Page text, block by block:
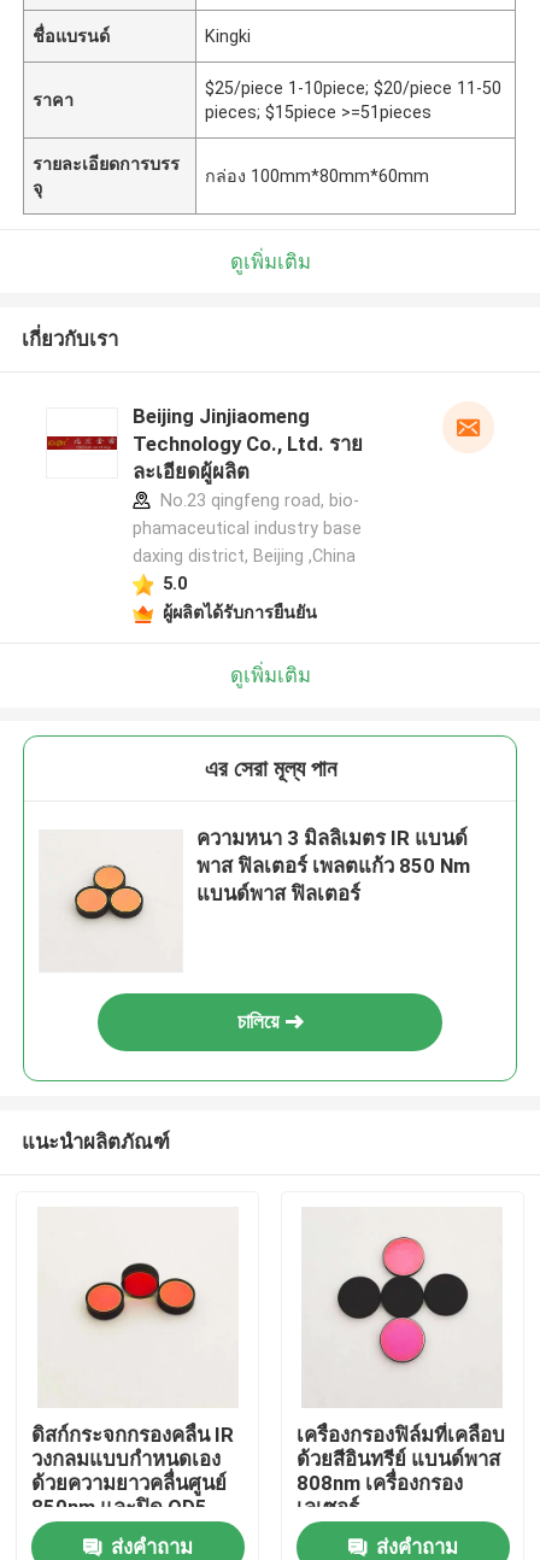
ชื่อแบรนด์ Kingki
ราคา
$25/piece 1-10piece; $20/piece 11-50
pieces; $15piece >=51pieces
รายละเอียดการบรร
จุ
กล่อง 100mm*80mm*60mm
ดูเพิ่มเติม
เกี่ยวกับเรา
Beijing Jinjiaomeng
Technology Co., Ltd. ราย
ละเอียดผู้ผลิต
No.23 qingfeng road, bio-
phamaceutical industry base
daxing district, Beijing ,China
5.0
ผู้ผลิตได้รับการยืนยัน
ดูเพิ่มเติม
এর সেরা মূল্য পান
ความหนา 3 มิลลิเมตร IR แบนด์
พาส ฟิลเตอร์ เพลตแก้ว 850 Nm
แบนด์พาส ฟิลเตอร์
চালিয়ে
แนะนำผลิตภัณฑ์
ดิสก์กระจกกรองคลื่น IR
วงกลมแบบกําหนดเอง
ด้วยความยาวคลื่นศูนย์
850nm และปิด OD5
200-1100nm
ส่งคำถาม
เครื่องกรองฟิล์มที่เคลือบ
ด้วยสีอินทรีย์ แบนด์พาส
808nm เครื่องกรอง
เลเซอร์
ส่งคำถาม